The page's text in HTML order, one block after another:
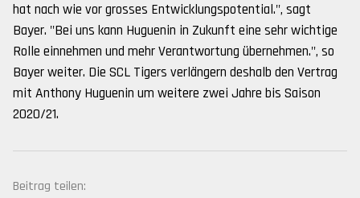
hat nach wie vor grosses Entwicklungspotential.", sagt
Bayer. "Bei uns kann Huguenin in Zukunft eine sehr wichtige
Rolle einnehmen und mehr Verantwortung übernehmen.", so
Bayer weiter. Die SCL Tigers verlängern deshalb den Vertrag
mit Anthony Huguenin um weitere zwei Jahre bis Saison
2020/21.
Beitrag teilen: